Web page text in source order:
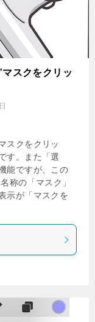
スクをクリッ
スクをクリッ
す。また「選
能ですが、この
称の「マスク」
示が「マスクを